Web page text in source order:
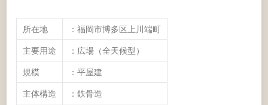
所在地
：福岡市博多区上川端町
主要用途
：広場（全天候型）
規模
：平屋建
主体構造
：鉄骨造